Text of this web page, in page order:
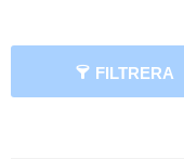
FILTRERA